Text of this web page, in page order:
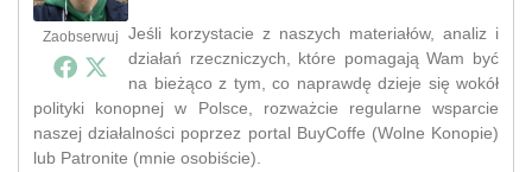
Zaobserwuj
Jeśli korzystacie z naszych materiałów, analiz i
działań rzeczniczych, które pomagają Wam być
na bieżąco z tym, co naprawdę dzieje się wokół
polityki konopnej w Polsce, rozważcie regularne wsparcie
naszej działalności poprzez portal BuyCoffe (Wolne Konopie)
lub Patronite (mnie osobiście).